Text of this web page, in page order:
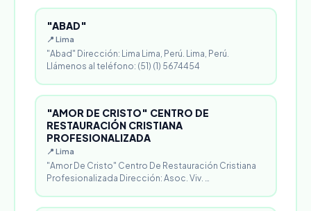
"ABAD"
📍 Lima
"Abad" Dirección: Lima Lima, Perú. Lima, Perú.
Llámenos al teléfono: (51) (1) 5674454
"AMOR DE CRISTO" CENTRO DE
RESTAURACIÓN CRISTIANA
PROFESIONALIZADA
📍 Lima
"Amor De Cristo" Centro De Restauración Cristiana
Profesionalizada Dirección: Asoc. Viv. …